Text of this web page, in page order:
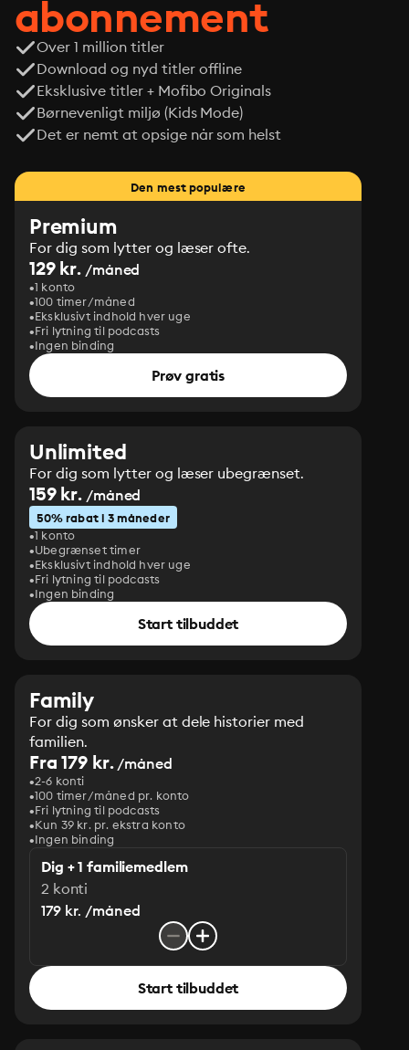
abonnement
Over 1 million titler
Download og nyd titler offline
Eksklusive titler + Mofibo Originals
Børnevenligt miljø (Kids Mode)
Det er nemt at opsige når som helst
Den mest populære
Premium
For dig som lytter og læser ofte.
129 kr. /måned
1 konto
100 timer/måned
Eksklusivt indhold hver uge
Fri lytning til podcasts
Ingen binding
Prøv gratis
Unlimited
For dig som lytter og læser ubegrænset.
159 kr. /måned
50% rabat i 3 måneder
1 konto
Ubegrænset timer
Eksklusivt indhold hver uge
Fri lytning til podcasts
Ingen binding
Start tilbuddet
Family
For dig som ønsker at dele historier med
familien.
Fra 179 kr./måned
2-6 konti
100 timer/måned pr. konto
Fri lytning til podcasts
Kun 39 kr. pr. ekstra konto
Ingen binding
Dig + 1 familiemedlem
2 konti
179 kr. /måned
Start tilbuddet